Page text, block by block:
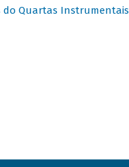
do Quartas Instrumentais